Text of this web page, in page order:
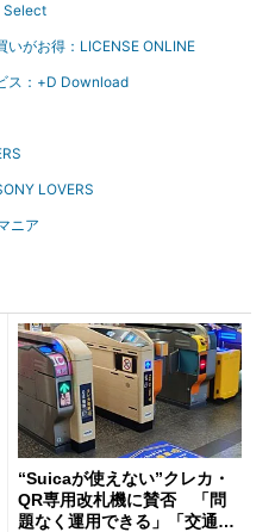
Select
いがお得：LICENSE ONLINE
ス：+D Download
LOVERS
ニア
“Suicaが使えない”クレカ・
QR専用改札機に賛否 「問
題なく運用できる」「交通系I